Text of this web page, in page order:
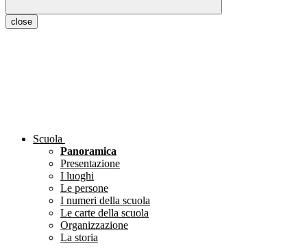
close
Scuola
Panoramica
Presentazione
I luoghi
Le persone
I numeri della scuola
Le carte della scuola
Organizzazione
La storia